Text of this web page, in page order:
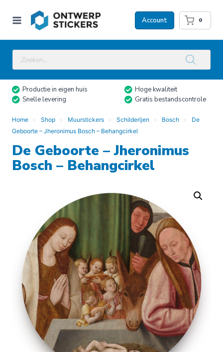
naar
Account 0
Producten
zoeken
Productie in eigen huis
Hoge kwaliteit
Snelle levering
Gratis bestandscontrole
Home Shop Muurstickers Schilderijen Bosch
De
Geboorte – Jheronimus Bosch – Behangcirkel
De Geboorte – Jheronimus
Bosch – Behangcirkel